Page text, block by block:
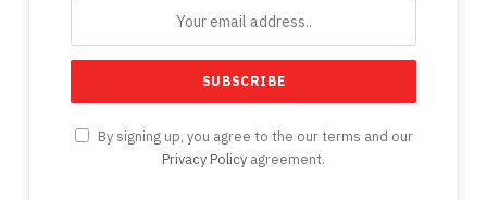
By signing up, you agree to the our terms and our
Privacy Policy agreement.